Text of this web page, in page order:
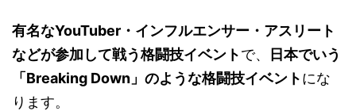
有名なYouTuber・インフルエンサー・アスリート
などが参加して戦う格闘技イベントで、
日本でいう
「Breaking Down」のような格闘技イベントにな
ります。